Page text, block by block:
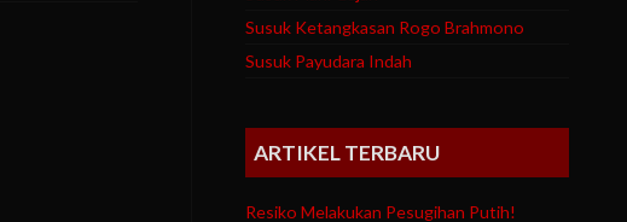
Susuk Ketangkasan Rogo Brahmono
Susuk Payudara Indah
ARTIKEL TERBARU
Resiko Melakukan Pesugihan Putih!